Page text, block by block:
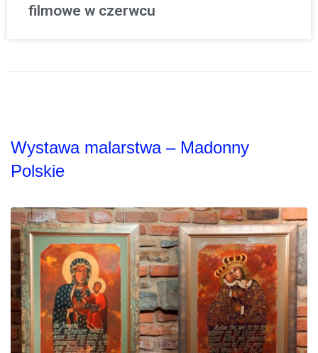
filmowe w czerwcu
Wystawa malarstwa – Madonny
Polskie